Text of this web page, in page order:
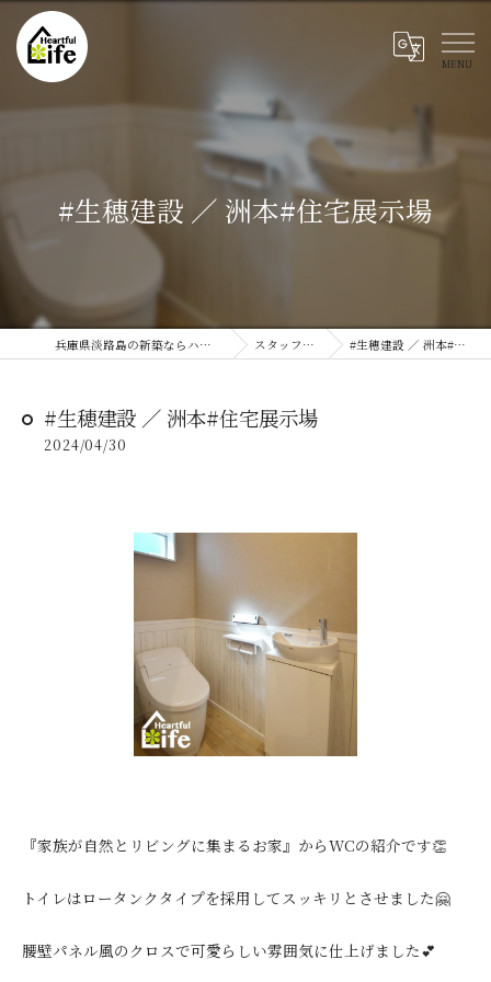
#生穂建設 ／ 洲本#住宅展示場
兵庫県淡路島の新築ならハートフルライフ スタッフブログ #生穂建設 ／ 洲本#住宅展示場
#生穂建設 ／ 洲本#住宅展示場
2024/04/30
『家族が自然とリビングに集まるお家』からWCの紹介です👏
トイレはロータンクタイプを採用してスッキリとさせました🤗
腰壁パネル風のクロスで可愛らしい雰囲気に仕上げました💕